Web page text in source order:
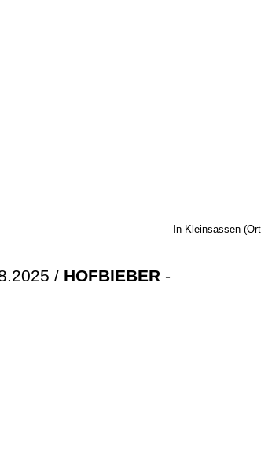
In Kleinsassen
/ HOFBIEBER -